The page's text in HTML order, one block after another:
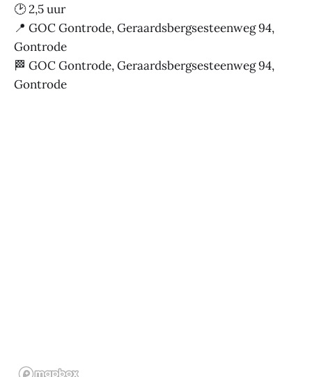
🕑 2,5 uur
📍 GOC Gontrode, Geraardsbergsesteenweg 94,
Gontrode
🏁 GOC Gontrode, Geraardsbergsesteenweg 94,
Gontrode